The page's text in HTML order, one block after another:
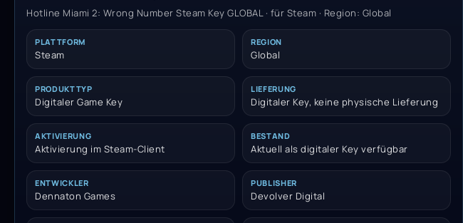
Hotline Miami 2: Wrong Number Steam Key GLOBAL · für Steam · Region: Global
PLATTFORM
Steam
REGION
Global
PRODUKTTYP
Digitaler Game Key
LIEFERUNG
Digitaler Key, keine physische Lieferung
AKTIVIERUNG
Aktivierung im Steam-Client
BESTAND
Aktuell als digitaler Key verfügbar
ENTWICKLER
Dennaton Games
PUBLISHER
Devolver Digital